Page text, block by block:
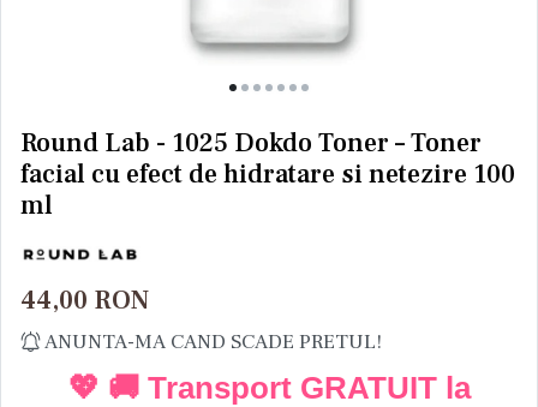
Round Lab - 1025 Dokdo Toner – Toner
facial cu efect de hidratare si netezire 100
ml
44,00 RON
ANUNTA-MA CAND SCADE PRETUL!
💖 🚚 Transport GRATUIT la